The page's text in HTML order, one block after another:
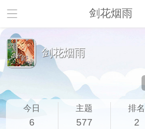
剑花烟雨
剑花烟雨
今日
6
主题
577
排名
2